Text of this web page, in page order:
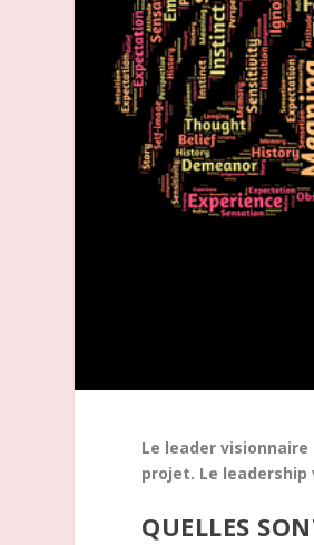
Le leader
projet. Le
QUELLES